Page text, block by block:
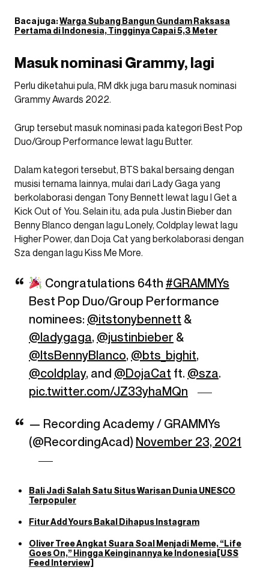
Baca juga:Warga Subang Bangun Gundam Raksasa
Pertama di Indonesia, Tingginya Capai 5,3 Meter
Masuk nominasi Grammy, lagi
Perlu diketahui pula, RM dkk juga baru masuk nominasi
Grammy Awards 2022.
Grup tersebut masuk nominasi pada kategori Best Pop
Duo/Group Performance lewat lagu Butter.
Dalam kategori tersebut, BTS bakal bersaing dengan
musisi ternama lainnya, mulai dari Lady Gaga yang
berkolaborasi dengan Tony Bennett lewat lagu I Get a
Kick Out of You. Selain itu, ada pula Justin Bieber dan
Benny Blanco dengan lagu Lonely, Coldplay lewat lagu
Higher Power, dan Doja Cat yang berkolaborasi dengan
Sza dengan lagu Kiss Me More.
Congratulations 64th #GRAMMYs
Best Pop Duo/Group Performance
nominees: @itstonybennett &
@ladygaga, @justinbieber &
@ItsBennyBlanco, @bts_bighit,
@coldplay, and @DojaCat ft. @sza.
pic.twitter.com/JZ33yhaMQn
— Recording Academy / GRAMMYs
(@RecordingAcad) November 23, 2021
Bali Jadi Salah Satu Situs Warisan Dunia UNESCO
Terpopuler
Fitur Add Yours Bakal Dihapus Instagram
Oliver Tree Angkat Suara Soal Menjadi Meme, “Life
Goes On,” Hingga Keinginannya ke Indonesia[USS
Feed Interview]